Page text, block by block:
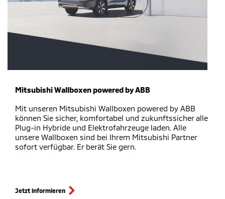
Mitsubishi Wallboxen powered by ABB
Mit unseren Mitsubishi Wallboxen powered by ABB
können Sie sicher, komfortabel und zukunftssicher alle
Plug-in Hybride und Elektrofahrzeuge laden. Alle
unsere Wallboxen sind bei Ihrem Mitsubishi Partner
sofort verfügbar. Er berät Sie gern.
Jetzt informieren